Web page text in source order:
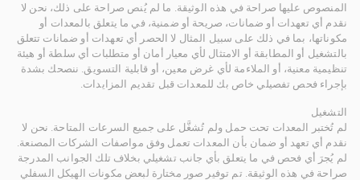
المنصوص عليها صراحة في هذه الوثيقة. ما لم يُنص صراحة على ذلك، نحن لا
نقدم أي تعهدات أو ضمانات، صريحة أو ضمنية، في ما يتعلق بالمعدات أو
مكوناتها، بما في ذلك على سبيل المثال لا الحصر أي تعهدات أو ضمانات تتعلق
بالتشغيل أو المطابقة أو الامتثال لأي معيار أمان أو متطلبات أي سلطة أو هيئة
تنظيمية معنية، أو الملاءمة لأي غرض معين، أو قابلية التسويق. ننصحك بشدة
بإجراء فحص تفصيلي خاص بك للمعدات قبل تقديم المزايدات.
التشغيل
لم تُختبر المعدات تحت حمل ولم تُشغَّل على جميع السرعات المتاحة. نحن لا
نقدم أي تعهد أو ضمان بأن المعدات تعمل وفق مواصفات الشركات المصنعة.
لم يُجرَ أي فحص في ما يتعلق بأي جانب تشغيلي بخلاف تلك الجوانب المدرجة
صراحة في هذه الوثيقة. تم توفير صور مختارة لبعض مكونات الهيكل السفلي